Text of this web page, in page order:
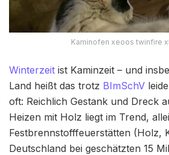
Kaminofen xeoos twinfire
Winterzeit ist Kaminzeit – und
Land heißt das trotz BImSchV
oft: Reichlich Gestank und Dreck
Heizen mit Holz liegt im Trend,
Festbrennstofffeuerstätten (Holz,
Deutschland bei geschätzten 15